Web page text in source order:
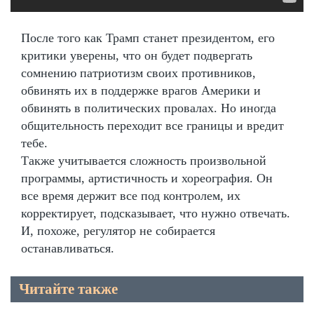
После того как Трамп станет президентом, его
критики уверены, что он будет подвергать
сомнению патриотизм своих противников,
обвинять их в поддержке врагов Америки и
обвинять в политических провалах. Но иногда
общительность переходит все границы и вредит
тебе.
Также учитывается сложность произвольной
программы, артистичность и хореография. Он
все время держит все под контролем, их
корректирует, подсказывает, что нужно отвечать.
И, похоже, регулятор не собирается
останавливаться.
Читайте также